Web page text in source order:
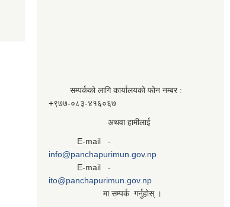
सम्पर्कको लागि कार्यालयको फोन नम्बर :
+९७७-०८३‍-४१६०६७
अथवा हामीलाई
E-mail -
info@panchapurimun.gov.np
E-mail -
ito@panchapurimun.gov.np
मा सम्पर्क गर्नुहोस् ।